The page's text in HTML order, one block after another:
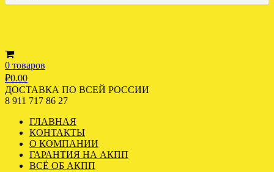
0 товаров
₽0.00
ДОСТАВКА ПО ВСЕЙ РОССИИ
8 911 717 86 27
ГЛАВНАЯ
КОНТАКТЫ
О КОМПАНИИ
ГАРАНТИЯ НА АКПП
ВСЁ ОБ АКПП